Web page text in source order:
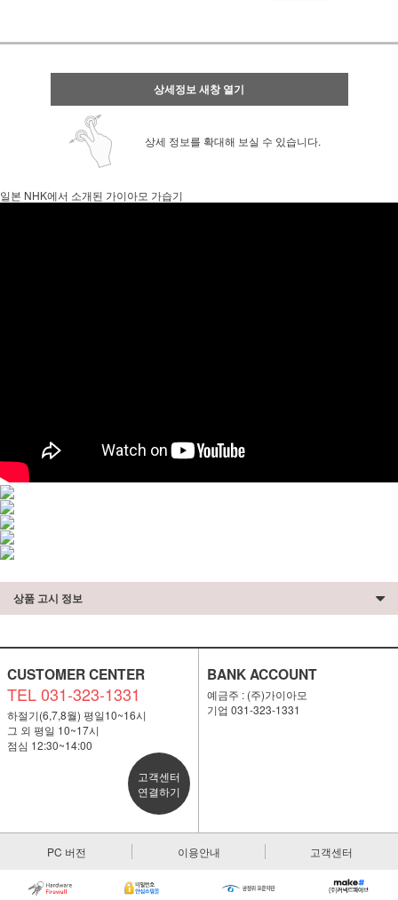
상세정보 새창 열기
상세 정보를 확대해 보실 수 있습니다.
일본 NHK에서 소개된 가이아모 가습기
상품 고시 정보
CUSTOMER CENTER
TEL 031-323-1331
하절기(6,7,8월) 평일10~16시
그 외 평일 10~17시
점심 12:30~14:00
고객센터
연결하기
BANK ACCOUNT
예금주 : (주)가이아모
기업 031-323-1331
PC 버전 이용안내 고객센터